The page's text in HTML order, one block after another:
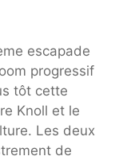
escapade
progressif
tôt cette
Knoll et le
Les deux
de